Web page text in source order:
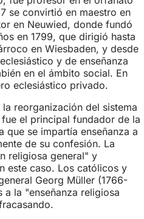
se convirtió en maestro en
en Neuwied, donde fundó
en 1799, que dirigió hasta
en Wiesbaden, y desde
y de enseñanza
en el ámbito social. En
eclesiástico privado.
reorganización del sistema
fue el principal fundador de la
que se impartía enseñanza a
de su confesión. La
religiosa general" y
este caso. Los católicos y
Georg Müller (1766-
la "enseñanza religiosa